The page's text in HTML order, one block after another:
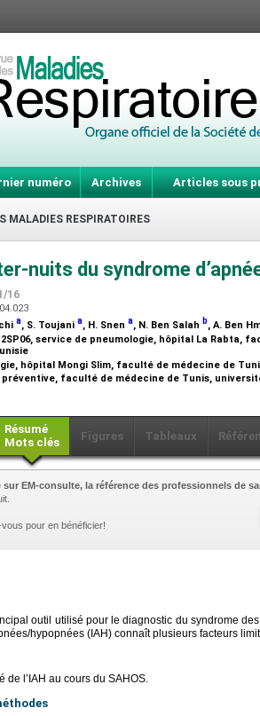
numéro Archives Articles sous
MALADIES RESPIRATOIRES
nuits du syndrome
16
a, S. Toujani a, H. Snen a, N. Ben Salah b, A. Ben
service de pneumologie, hôpital La Rabta,
hôpital Mongi Slim, faculté de médecine de
faculté de médecine de Tunis,
Résumé
Mots clés
Figures Tableaux
sur EM-consulte, la référence des professionnels de
pour en bénéficier!
outil utilisé pour le diagnostic du syndrome
hypopnées (IAH) connaît plusieurs facteurs
de l’IAH au cours du SAHOS.